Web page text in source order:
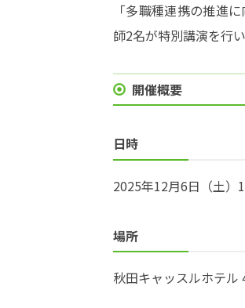
「多職種連携の推進
師2名が特別講演を行い
開催概要
日時
2025年12月6日（土）
場所
秋田キャッスルホテル